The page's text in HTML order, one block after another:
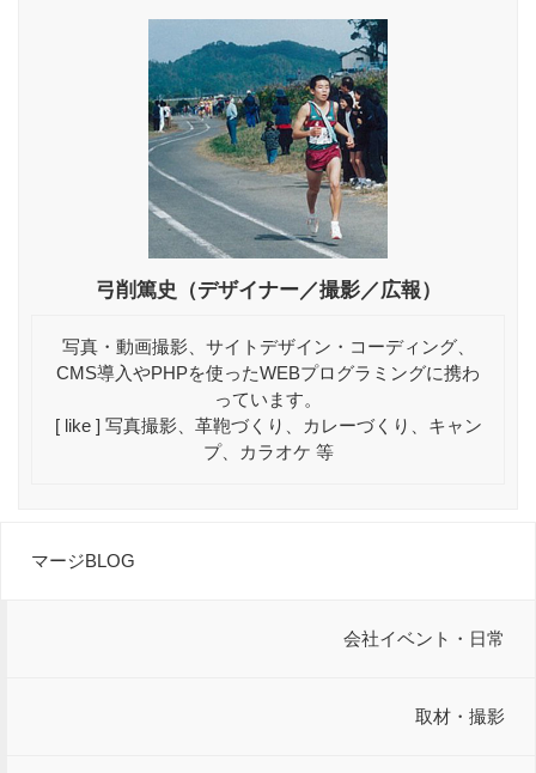
マージBLOG
会社イベント・日常
取材・撮影
弓削篤史（デザイナー／撮影／広報）
写真・動画撮影、サイトデザイン・コーディング、
CMS導入やPHPを使ったWEBプログラミングに携わ
っています。
[ like ] 写真撮影、革鞄づくり、カレーづくり、キャン
プ、カラオケ 等